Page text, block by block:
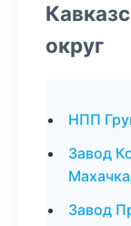
округ
НПП
Завод
Завод